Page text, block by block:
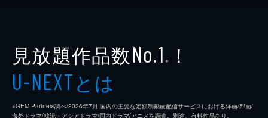
見放題作品数No.1 ※ ！
U-NEXTとは
※GEM Partners調べ/2026年7⽉ 国内の主要な定額制動画配信サービスにおける洋画/邦画/
海外ドラマ/韓流・アジアドラマ/国内ドラマ/アニメを調査。別途、有料作品あり。